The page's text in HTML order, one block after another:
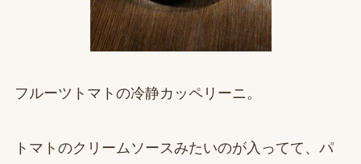
フルーツトマトの冷静カッペリーニ。
トマトのクリームソースみたいのが入ってて、パ